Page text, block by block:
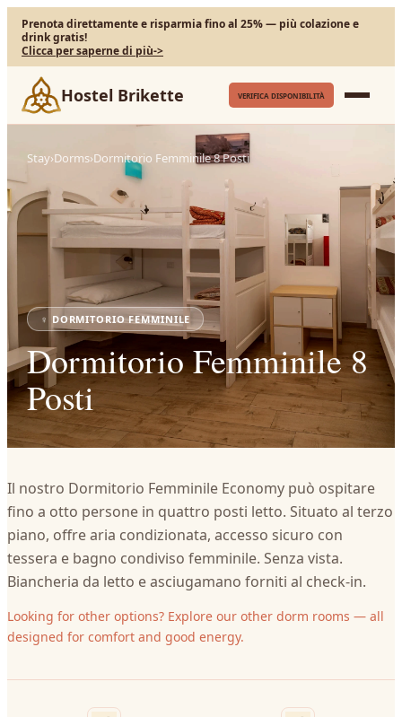
Prenota direttamente e risparmia fino al 25% — più colazione e
drink gratis!
Clicca per saperne di più->
Hostel Brikette VERIFICA DISPONIBILITÀ
Stay›Dorms›Dormitorio Femminile 8 Posti
♀ DORMITORIO FEMMINILE
Dormitorio Femminile 8
Posti
Il nostro Dormitorio Femminile Economy può ospitare
fino a otto persone in quattro posti letto. Situato al terzo
piano, offre aria condizionata, accesso sicuro con
tessera e bagno condiviso femminile. Senza vista.
Biancheria da letto e asciugamano forniti al check-in.
Looking for other options? Explore our other dorm rooms — all
designed for comfort and good energy.